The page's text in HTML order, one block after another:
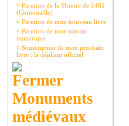
¤ Parution de la Montre de 1481
(Cornouaille)
¤ Parution de mon nouveau livre
¤ Parution de mon roman
numérique
¤ Souscription de mon prochain
livre : le dépliant officiel
Monuments
médiévaux